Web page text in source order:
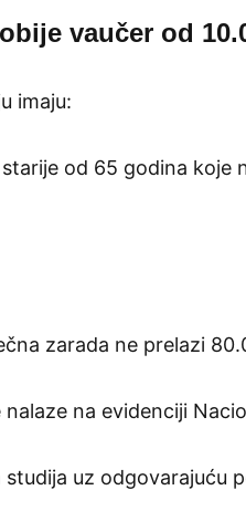
vaučer od
imaju:
od 65 godina koje
zarada ne prelazi
na evidenciji
uz odgovarajuću